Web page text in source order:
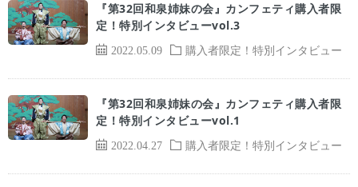
2022.05.09 購入者限定！特別インタビュー
『第32回和泉姉妹の会』カンフェティ購入者限
定！特別インタビューvol.3
2022.04.27 購入者限定！特別インタビュー
『第32回和泉姉妹の会』カンフェティ購入者限
定！特別インタビューvol.1